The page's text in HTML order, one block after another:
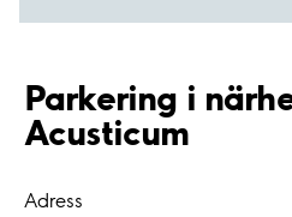
Parkering i
Acusticum
Adress